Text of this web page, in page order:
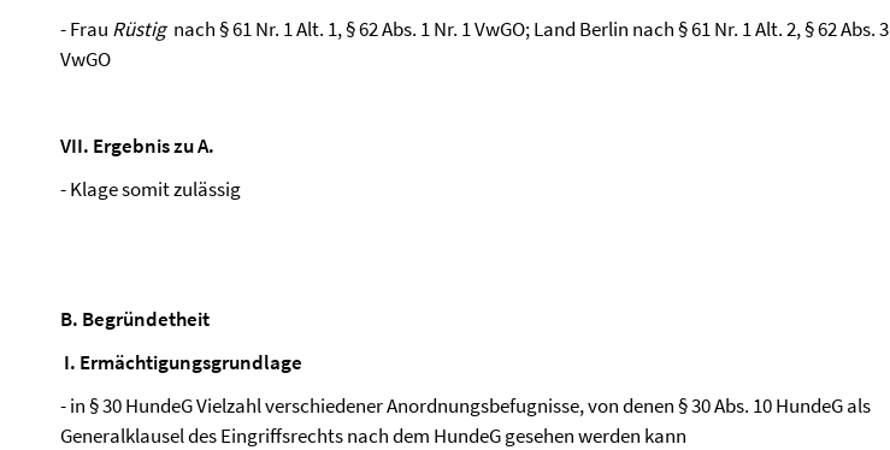
- Frau Rüstignach § 61 Nr. 1 Alt. 1, § 62 Abs. 1 Nr. 1 VwGO; Land Berlin nach § 61 Nr. 1 Alt. 2, § 62 Abs. 3
VwGO
VII. Ergebnis zu A.
- Klage somit zulässig
B. Begründetheit
I. Ermächtigungsgrundlage
- in § 30 HundeG Vielzahl verschiedener Anordnungsbefugnisse, von denen § 30 Abs. 10 HundeG als
Generalklausel des Eingriffsrechts nach dem HundeG gesehen werden kann